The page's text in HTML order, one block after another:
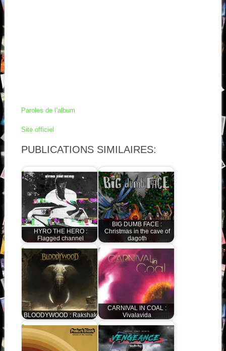
Paroles de l’album
Site officiel
PUBLICATIONS SIMILAIRES:
HYRO THE HERO :
Flagged channel
BIG DUMB FACE :
Christmas in the cave of
dagoth
BLOODYWOOD : Rakshak
CARNIVAL IN COAL :
Vivalavida